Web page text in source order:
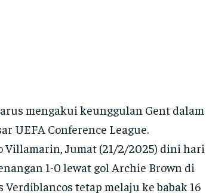
mengakui keunggulan Gent dalam
UEFA Conference League.
Jumat (21/2/2025) dini hari
1-0 lewat gol Archie Brown di
tetap melaju ke babak 16